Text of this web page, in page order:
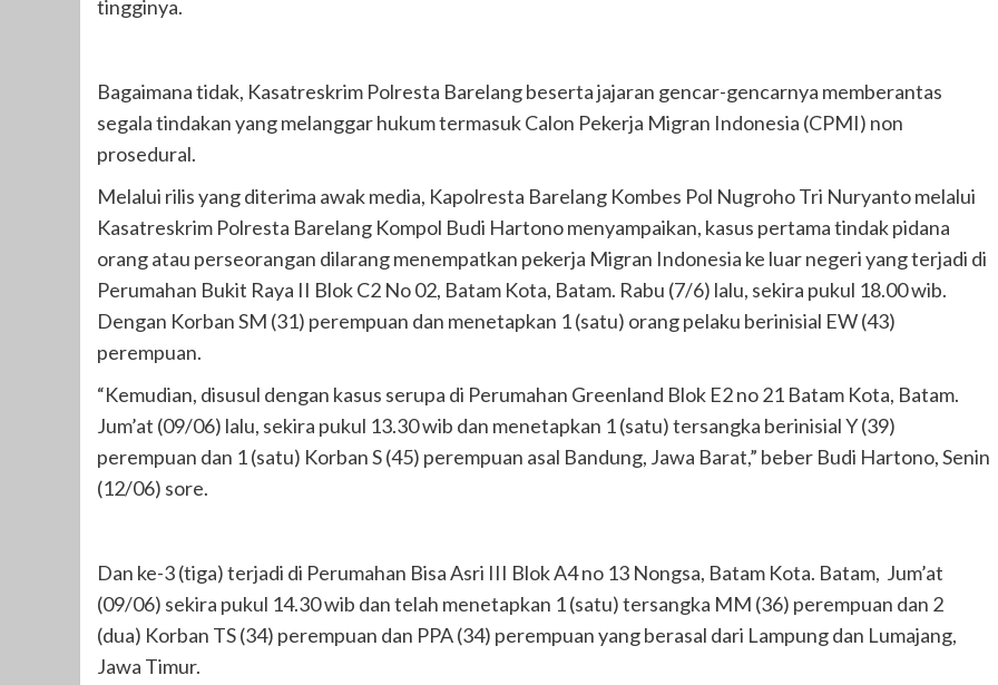
tingginya.
Bagaimana tidak, Kasatreskrim Polresta Barelang beserta jajaran gencar-gencarnya memberantas
segala tindakan yang melanggar hukum termasuk Calon Pekerja Migran Indonesia (CPMI) non
prosedural.
Melalui rilis yang diterima awak media, Kapolresta Barelang Kombes Pol Nugroho Tri Nuryanto melalui
Kasatreskrim Polresta Barelang Kompol Budi Hartono menyampaikan, kasus pertama tindak pidana
orang atau perseorangan dilarang menempatkan pekerja Migran Indonesia ke luar negeri yang terjadi di
Perumahan Bukit Raya II Blok C2 No 02, Batam Kota, Batam. Rabu (7/6) lalu, sekira pukul 18.00 wib.
Dengan Korban SM (31) perempuan dan menetapkan 1 (satu) orang pelaku berinisial EW (43)
perempuan.
“Kemudian, disusul dengan kasus serupa di Perumahan Greenland Blok E2 no 21 Batam Kota, Batam.
Jum’at (09/06) lalu, sekira pukul 13.30 wib dan menetapkan 1 (satu) tersangka berinisial Y (39)
perempuan dan 1 (satu) Korban S (45) perempuan asal Bandung, Jawa Barat,” beber Budi Hartono, Senin
(12/06) sore.
Dan ke-3 (tiga) terjadi di Perumahan Bisa Asri III Blok A4 no 13 Nongsa, Batam Kota. Batam, Jum’at
(09/06) sekira pukul 14.30 wib dan telah menetapkan 1 (satu) tersangka MM (36) perempuan dan 2
(dua) Korban TS (34) perempuan dan PPA (34) perempuan yang berasal dari Lampung dan Lumajang,
Jawa Timur.